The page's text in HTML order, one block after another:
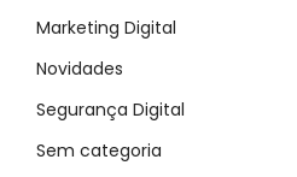
Marketing Digital
Novidades
Segurança Digital
Sem categoria